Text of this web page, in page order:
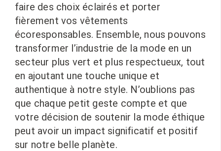
faire des choix éclairés et porter
fièrement vos vêtements
écoresponsables. Ensemble, nous pouvons
transformer l’industrie de la mode en un
secteur plus vert et plus respectueux, tout
en ajoutant une touche unique et
authentique à notre style. N’oublions pas
que chaque petit geste compte et que
votre décision de soutenir la mode éthique
peut avoir un impact significatif et positif
sur notre belle planète.